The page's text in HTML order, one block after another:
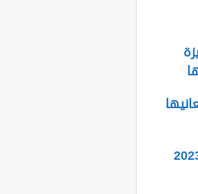
مميزة
توأم جميلة جديدة 2023